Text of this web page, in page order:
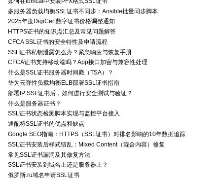
多服务器负载均衡SSL证书不同步：Ansible批量同步脚本
2025年度DigiCert数字证书价格调整通知
HTTPS证书的知识点汇总及常见问题解答
CFCA SSL证书的安全特性及申请流程
SSL证书私钥泄露怎么办？紧急响应与恢复手册
CFCA证书支持移动端吗？App接口加密与兼容性处理
什么是SSL证书服务器时间戳（TSA）？
华为云弹性负载均衡ELB部署SSL证书指南
部署IP SSL证书后，如何进行安全测试与验证？
什么是服务器证书？
SSL证书状态检测脚本实现与监控平台接入
通配符SSL证书的优点和缺点
Google SEO指南：HTTPS（SSL证书）对排名影响的10年数据追踪
SSL证书安装后样式错乱：Mixed Content（混合内容）修复
常见SSL证书漏洞及其修复方法
SSL证书安装到域名上还是服务器上？
俄罗斯.ru域名申请SSL证书